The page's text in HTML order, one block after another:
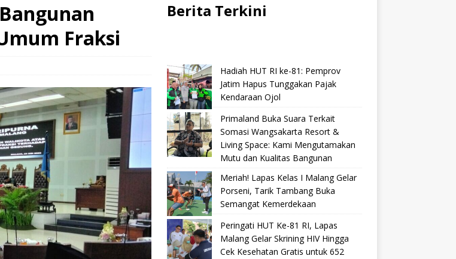
Fraksi
Berita Terkini
Hadiah HUT RI ke-81: Pemprov
Jatim Hapus Tunggakan Pajak
Kendaraan Ojol
Primaland Buka Suara Terkait
Somasi Wangsakarta Resort &
Living Space: Kami Mengutamakan
Mutu dan Kualitas Bangunan
Meriah! Lapas Kelas I Malang Gelar
Porseni, Tarik Tambang Buka
Semangat Kemerdekaan
Peringati HUT Ke-81 RI, Lapas
Malang Gelar Skrining HIV Hingga
Cek Kesehatan Gratis untuk 652